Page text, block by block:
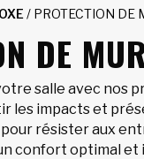
/ PROTECTION DE
DE MUR
salle avec nos
les impacts et
résister aux
confort optimal et